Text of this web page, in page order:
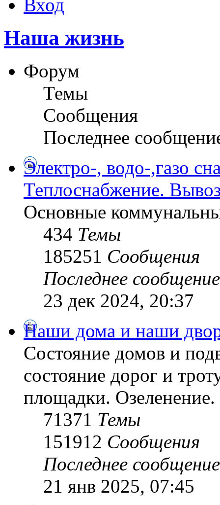
Вход
Наша жизнь
Форум
Темы
Сообщения
Последнее
Электро-, водо-,газо
Теплоснабжение.
Основные
434 Темы
185251 Сообщения
Последнее сообщение
23 дек 2024, 20:37
Наши дома и наши
Состояние домов и
состояние дорог и
площадки.
71371 Темы
151912 Сообщения
Последнее сообщение
21 янв 2025, 07:45